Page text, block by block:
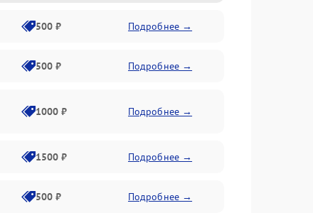
500 ₽ Подробнее →
500 ₽ Подробнее →
1000 ₽ Подробнее →
1500 ₽ Подробнее →
500 ₽ Подробнее →